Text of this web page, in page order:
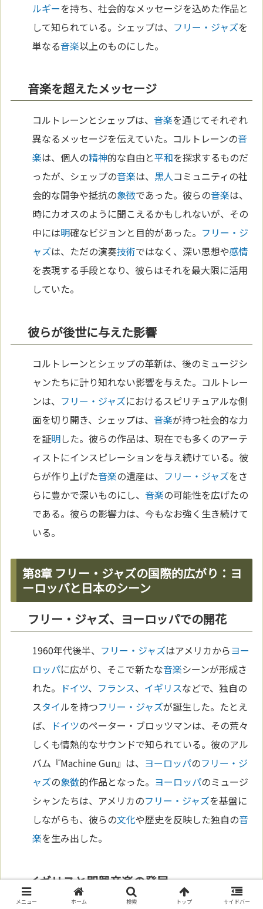
ルギーを持ち、社会的なメッセージを込めた作品と
して知られている。シェップは、 フリー・ジャズを
単なる音楽以上のものにした。
音楽を超えたメッセージ
コルトレーンとシェップは、音楽を通じてそれぞれ
異なるメッセージを伝えていた。コルトレーンの音
楽は、個人の精神的な自由と平和を探求するものだ
ったが、シェップの音楽は、 黒人コミュニティの社
会的な闘争や抵抗の象徴であった。彼らの音楽は、
時にカオスのように聞こえるかもしれないが、その
中には明確なビジョンと目的があった。 フリー・ジ
ャズは、ただの演奏技術ではなく、深い思想や感情
を表現する手段となり、彼らはそれを最大限に活用
していた。
彼らが後世に与えた影響
コルトレーンとシェップの革新は、後のミュージシ
ャンたちに計り知れない影響を与えた。コルトレー
ンは、 フリー・ジャズにおけるスピリチュアルな側
面を切り開き、シェップは、音楽が持つ社会的な力
を証明した。彼らの作品は、現在でも多くのアーテ
ィストにインスピレーションを与え続けている。彼
らが作り上げた音楽の遺産は、 フリー・ジャズをさ
らに豊かで深いものにし、音楽の可能性を広げたの
である。彼らの影響力は、今もなお強く生き続けて
いる。
第8章 フリー・ジャズの国際的広がり：ヨ
ーロッパと日本のシーン
フリー・ジャズ、ヨーロッパでの開花
1960年代後半、 フリー・ジャズはアメリカからヨー
ロッパに広がり、そこで新たな音楽シーンが形成さ
れた。 ドイツ、 フランス、 イギリスなどで、独自の
スタイルを持つフリー・ジャズが誕生した。たとえ
ば、 ドイツのペーター・ブロッツマンは、その荒々
しくも情熱的なサウンドで知られている。彼のアル
バム『Machine Gun』は、 ヨーロッパのフリー・ジ
ャズの象徴的作品となった。 ヨーロッパのミュージ
シャンたちは、アメリカのフリー・ジャズを基盤に
しながらも、彼らの文化や歴史を反映した独自の音
楽を生み出した。
イギリスと即興音楽の発展
メニュー ホーム 検索 トップ サイドバー